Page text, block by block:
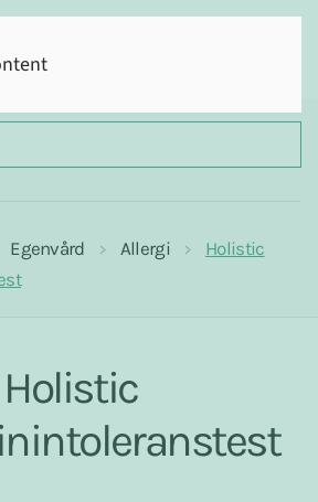
Egenvård Allergi
Holistic
Holistic